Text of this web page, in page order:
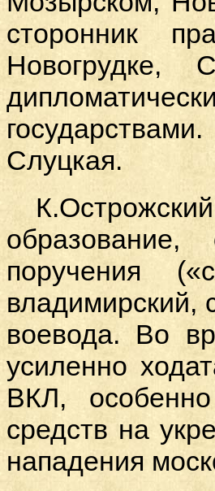
сторонник
Новогрудке,
Слуцкая.
поручения
владимирский,
воевода. Во
усиленно
ВКЛ,
средств на
нападения